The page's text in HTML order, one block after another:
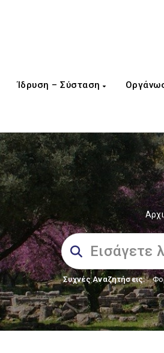
Ίδρυση – Σύσταση
Συχνές Αναζητήσεις: